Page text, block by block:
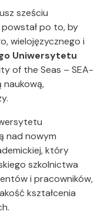
sześciu
po to, by
wielojęzycznego i
Uniwersytetu
of the Seas – SEA-
naukową,
nad nowym
który
szkolnictwa
i pracowników,
kształcenia